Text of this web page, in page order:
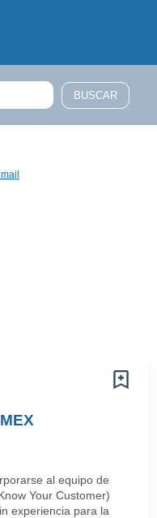
al equipo de
Your Customer)
experiencia para la